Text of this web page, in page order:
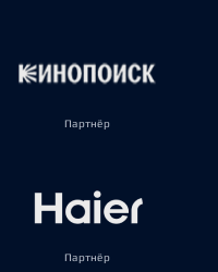
Партнёр
Партнёр